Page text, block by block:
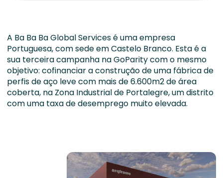
A Ba Ba Ba Global Services é uma empresa
Portuguesa, com sede em Castelo Branco. Esta é a
sua terceira campanha na GoParity com o mesmo
objetivo: cofinanciar a construção de uma fábrica de
perfis de aço leve com mais de 6.600m2 de área
coberta, na Zona Industrial de Portalegre, um distrito
com uma taxa de desemprego muito elevada.